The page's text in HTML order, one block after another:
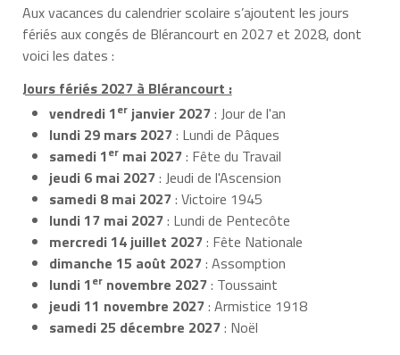
Aux vacances du calendrier scolaire s’ajoutent les jours
fériés aux congés de Blérancourt en 2027 et 2028, dont
voici les dates :
Jours fériés 2027 à Blérancourt :
vendredi 1er janvier 2027: Jour de l'an
lundi 29 mars 2027: Lundi de Pâques
samedi 1er mai 2027: Fête du Travail
jeudi 6 mai 2027: Jeudi de l'Ascension
samedi 8 mai 2027: Victoire 1945
lundi 17 mai 2027: Lundi de Pentecôte
mercredi 14 juillet 2027: Fête Nationale
dimanche 15 août 2027: Assomption
lundi 1er novembre 2027: Toussaint
jeudi 11 novembre 2027: Armistice 1918
samedi 25 décembre 2027: Noël